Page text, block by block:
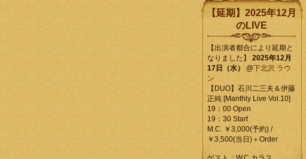
【延期】2025年12月
のLIVE
【出演者都合により延期と
なりました】 2025年12月
17日（水）
@下北沢 ラウ
ン
【DUO】石川二三夫＆伊藤
正純 [Manthly Live Vol.10]
19：00 Open
19：30 Start
M.C. ￥3,000(予約) /
￥3,500(当日)＋Order